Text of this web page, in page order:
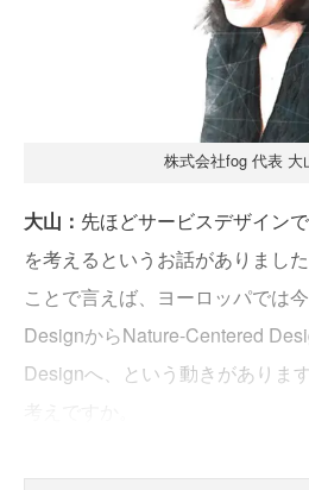
株式会社fog 代表 大
大山： 先ほどサービスデザイン
を考えるというお話がありまし
ことで言えば、ヨーロッパでは
DesignからNature-Centered
Designへ、という動きがありま